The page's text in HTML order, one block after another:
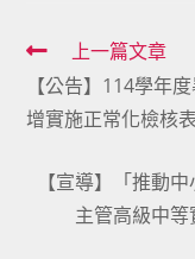
Read
more
articles
上一篇文章
【公告】114學年
增實施正常化檢核
【宣導】「推動
主管高級中